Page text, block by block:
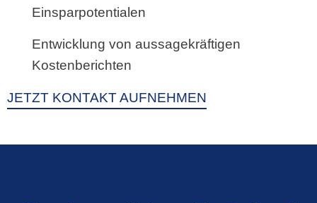
Einsparpotentialen
Entwicklung von aussagekräftigen
Kostenberichten
JETZT KONTAKT AUFNEHMEN